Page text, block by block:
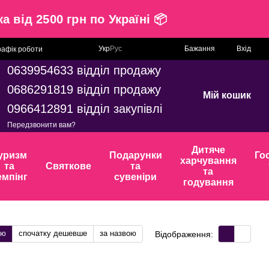
від 2500 грн по Україні 📦
роботи УкрРус Бажання Вхід
0639954633 відділ продажу
0686291819 відділ продажу
0966412891 відділ закупівлі
Передзвонити вам?
Мій кошик
та
Святкове
Подарунки
та
сувеніри
Дитяче
харчування
та
годування
спочатку дешевше за назвою Відображення: